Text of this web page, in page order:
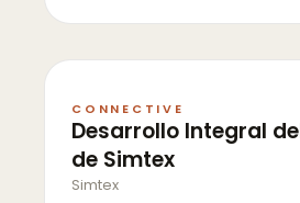
CONNECTIVE
Desarrollo Integral
de Simtex
Simtex